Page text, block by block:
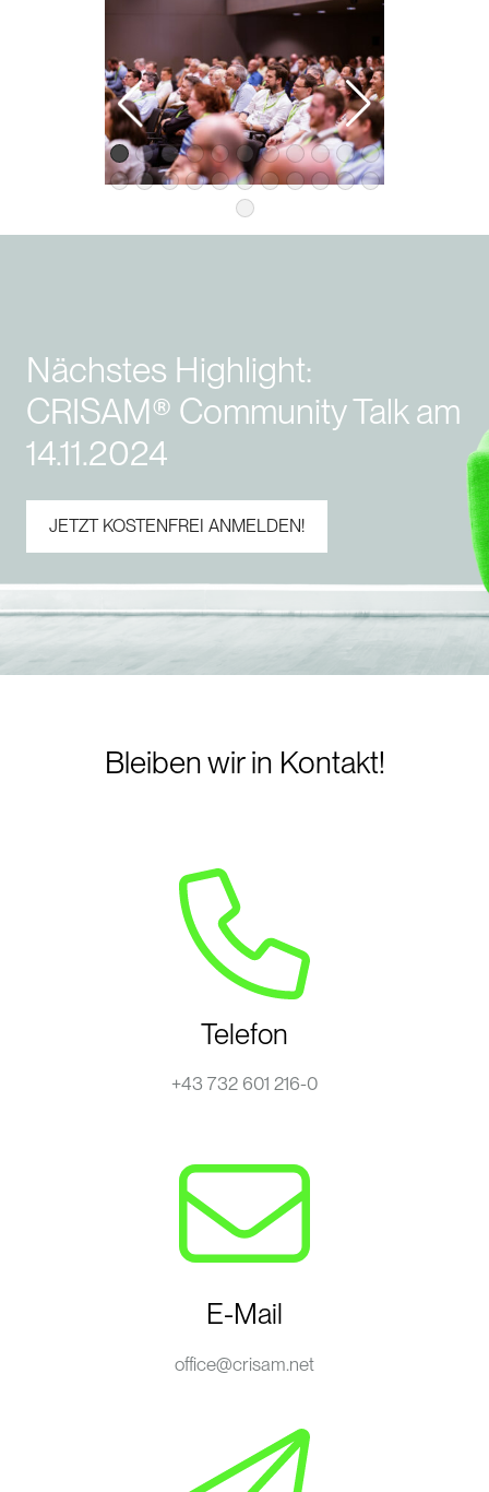
Nächstes Highlight:
CRISAM® Community Talk am
14.11.2024
JETZT KOSTENFREI ANMELDEN!
Bleiben wir in Kontakt!
Telefon
+43 732 601 216-0
E-Mail
office@crisam.net